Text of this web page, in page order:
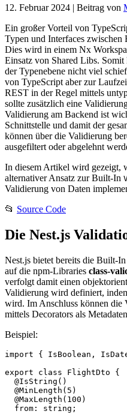
12. Februar 2024 | Beitrag von
Ein großer Vorteil von
Typen und Interfaces zwischen
Dies wird in einem Nx
Einsatz von Shared Libs. Somit
der Typenebene nicht viel
von TypeScript aber zur
REST in der Regel mittels
sollte zusätzlich eine
Validierung am Backend ist
Schnittstelle und damit der
können über die Validierung
ausgefiltert oder abgelehnt
In diesem Artikel wird gezeigt,
alternativer Ansatz zur Built-In
Validierung von Daten
📂 Source Code
Die Nest.js
Nest.js bietet bereits die Built-In
auf die npm-Libraries class-
verfolgt damit einen
Validierung wird definiert,
wird. Im Anschluss können die
mittels Decorators als
Beispiel:
import { IsBoolean,
export class FlightDto {
  @IsString()
  @MinLength(5)
  @MaxLength(100)
  from: string;